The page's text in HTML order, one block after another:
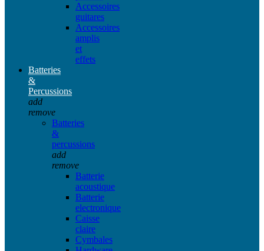
Accessoires
guitares
Accessoires
amplis
et
effets
Batteries
&
Percussions
add
remove
Batteries
&
percussions
add
remove
Batterie
acoustique
Batterie
electronique
Caisse
claire
Cymbales